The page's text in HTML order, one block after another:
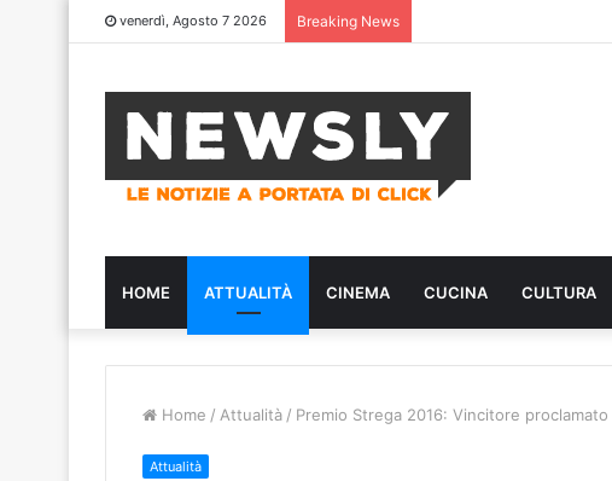
venerdì, Agosto 7 2026 Breaking News
HOME ATTUALITÀ CINEMA CUCINA CULTURA
Home / Attualità / Premio Strega 2016: Vincitore
Attualità